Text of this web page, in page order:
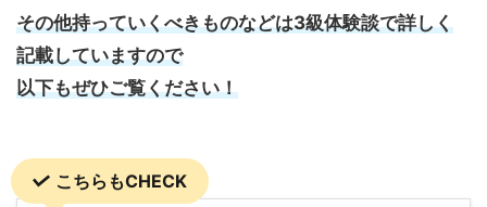
その他持っていくべきものなどは3級体験談で詳しく
記載していますので
以下もぜひご覧ください！
こちらもCHECK